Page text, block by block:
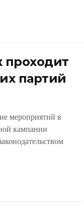
проходит
партий
мероприятий в
кампании